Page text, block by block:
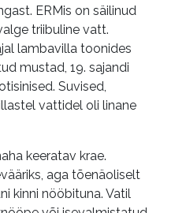
ERMis on säilinud
triibuline vatt.
lambavilla toonides
mustad, 19. sajandi
Suvised,
vattidel oli linane
keeratav krae.
aga tõenäoliselt
kinni nööbituna. Vatil